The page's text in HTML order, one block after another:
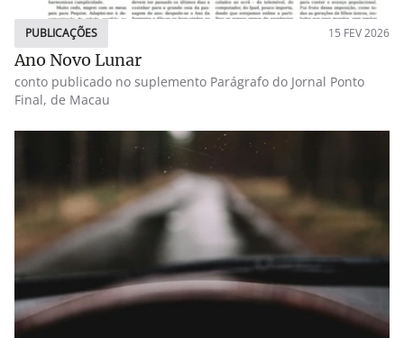
PUBLICAÇÕES 15 FEV 2026
Ano Novo Lunar
conto publicado no suplemento Parágrafo do Jornal Ponto
Final, de Macau